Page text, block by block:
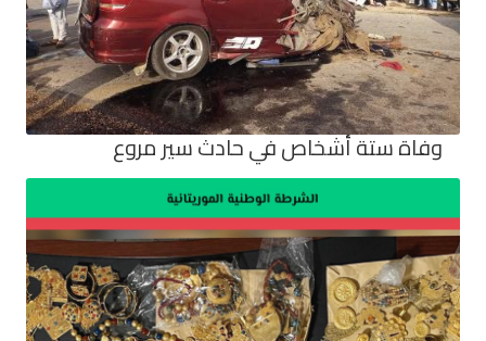
وفاة ستة أشخاص في حادث سير مروع